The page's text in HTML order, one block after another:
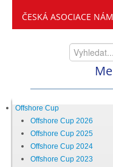
ČESKÁ ASOCIACE
Home
ČANY
Offshore Cup
Offshore Cup 2026
Offshore Cup 2025
Offshore Cup 2024
Offshore Cup 2023